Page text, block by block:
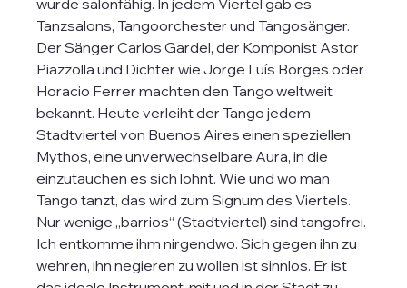
wurde salonfähig. In jedem Viertel gab es
Tanzsalons, Tangoorchester und Tangosänger.
Der Sänger Carlos Gardel, der Komponist Astor
Piazzolla und Dichter wie Jorge Luís Borges oder
Horacio Ferrer machten den Tango weltweit
bekannt. Heute verleiht der Tango jedem
Stadtviertel von Buenos Aires einen speziellen
Mythos, eine unverwechselbare Aura, in die
einzutauchen es sich lohnt. Wie und wo man
Tango tanzt, das wird zum Signum des Viertels.
Nur wenige „barrios“ (Stadtviertel) sind tangofrei.
Ich entkomme ihm nirgendwo. Sich gegen ihn zu
wehren, ihn negieren zu wollen ist sinnlos. Er ist